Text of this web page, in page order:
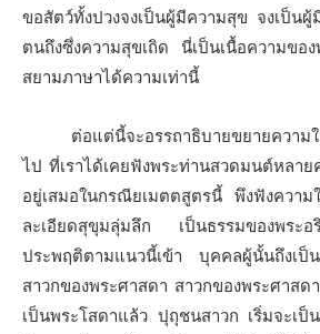
ขอสัตว์ทั้งปวงจงเป็นผู้มีความสุข จงเป็นผู้
ตนถึงซึ่งความสุขเถิด นี่เป็นเนื้อความขอ
สยามภาษาได้ความเท่านี้
ต่อแต่นี้จะอรรถาธิบายขยายความใ
ไป ที่เราได้เคยฟังพระท่านสวดมนต์หลาย
อยู่เสมอในกรณียเมตตสูตรนี้ พึงฟังความ
ละเอียดสุขุมลุ่มลึก เป็นธรรมของพระ
ประพฤติตามแนวนี้เข้า บุคคลผู้นั้นถึงเป็
สาวกของพระศาสดา สาวกของพระศาสด
เป็นพระโสดาแล้ว ปุถุชนสาวก เริ่มจะเป็